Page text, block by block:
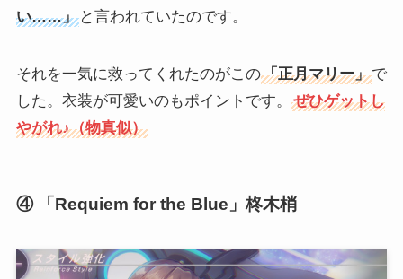
い……」と言われていたのです。
それを一気に救ってくれたのがこの「正月マリー」で
した。衣装が可愛いのもポイントです。
ぜひゲットし
やがれ♪（物真似）
④ 「Requiem for the Blue」柊木梢